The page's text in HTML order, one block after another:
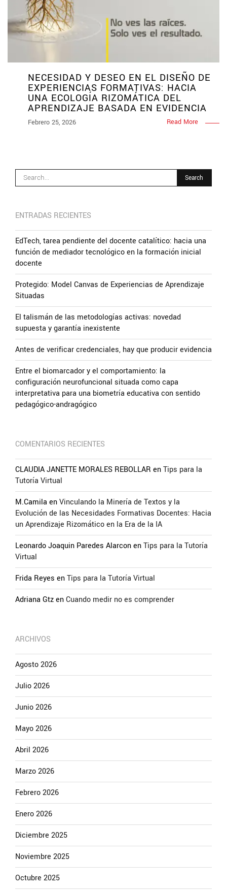
NECESIDAD Y DESEO EN EL DISEÑO DE
EXPERIENCIAS FORMATIVAS: HACIA
UNA ECOLOGÍA RIZOMÁTICA DEL
APRENDIZAJE BASADA EN EVIDENCIA
Febrero 25, 2026 Read More
ENTRADAS RECIENTES
EdTech, tarea pendiente del docente catalítico: hacia una
función de mediador tecnológico en la formación inicial
docente
Protegido: Model Canvas de Experiencias de Aprendizaje
Situadas
El talismán de las metodologías activas: novedad
supuesta y garantía inexistente
Antes de verificar credenciales, hay que producir evidencia
Entre el biomarcador y el comportamiento: la
configuración neurofuncional situada como capa
interpretativa para una biometría educativa con sentido
pedagógico-andragógico
COMENTARIOS RECIENTES
CLAUDIA JANETTE MORALES REBOLLAR enTips para la
Tutoría Virtual
M.Camila enVinculando la Minería de Textos y la
Evolución de las Necesidades Formativas Docentes: Hacia
un Aprendizaje Rizomático en la Era de la IA
Leonardo Joaquin Paredes AlarconenTips para la Tutoría
Virtual
Frida Reyes enTips para la Tutoría Virtual
Adriana GtzenCuando medir no es comprender
ARCHIVOS
Agosto 2026
Julio 2026
Junio 2026
Mayo 2026
Abril 2026
Marzo 2026
Febrero 2026
Enero 2026
Diciembre 2025
Noviembre 2025
Octubre 2025